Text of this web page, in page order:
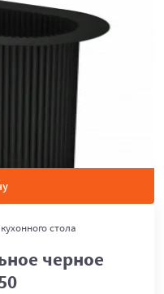
стола
черное